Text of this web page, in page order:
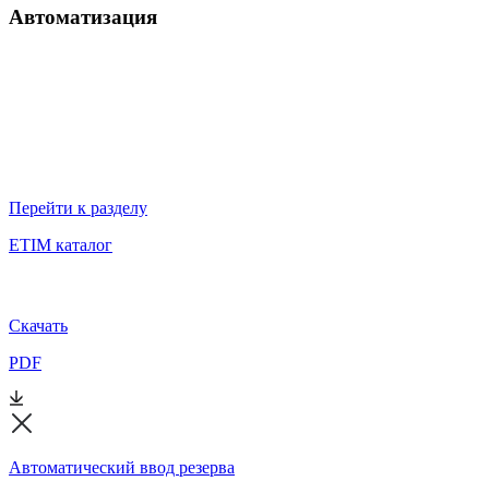
Автоматизация
Перейти к разделу
ETIM каталог
Скачать
PDF
Автоматический ввод резерва